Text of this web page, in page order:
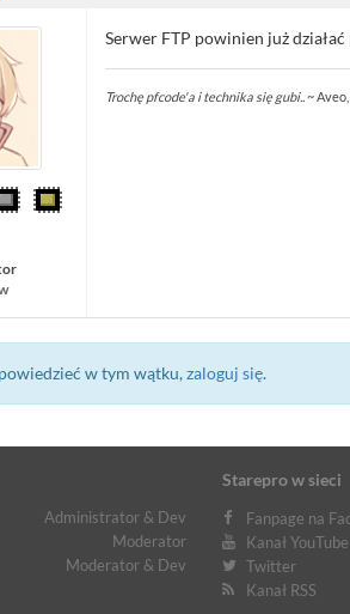
Serwer FTP powinien już
Trochę pfcode'a i technika się gubi..~
w tym wątku,zaloguj się.
Administrator & Dev
Moderator
Moderator & Dev
Starepro w sieci
Fanpage na
Kanał YouTube
Twitter
Kanał RSS